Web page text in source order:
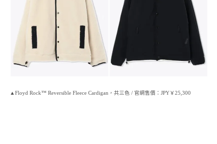
▲Floyd Rock™ Reversible Fleece Cardigan，共三色 / 官網售價：JPY￥25,300